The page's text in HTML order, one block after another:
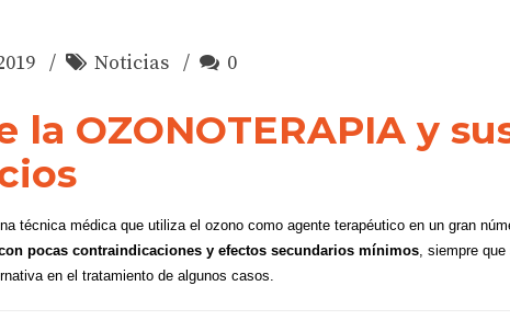
Noticias 0
la OZONOTERAPIA y
técnica médica que utiliza el ozono como agente terapéutico en un gran
pocas contraindicaciones y efectos secundarios mínimos, siempre
en el tratamiento de algunos casos.